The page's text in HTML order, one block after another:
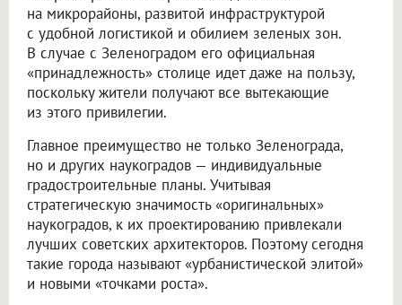
на микрорайоны, развитой инфраструктурой
с удобной логистикой и обилием зеленых зон.
В случае с Зеленоградом его официальная
«принадлежность» столице идет даже на пользу,
поскольку жители получают все вытекающие
из этого привилегии.
Главное преимущество не только Зеленограда,
но и других наукоградов — индивидуальные
градостроительные планы. Учитывая
стратегическую значимость «оригинальных»
наукоградов, к их проектированию привлекали
лучших советских архитекторов. Поэтому сегодня
такие города называют «урбанистической элитой»
и новыми «точками роста».